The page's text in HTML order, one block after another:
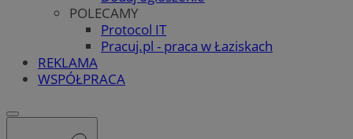
POLECAMY
Protocol IT
Pracuj.pl - praca w Łaziskach
REKLAMA
WSPÓŁPRACA